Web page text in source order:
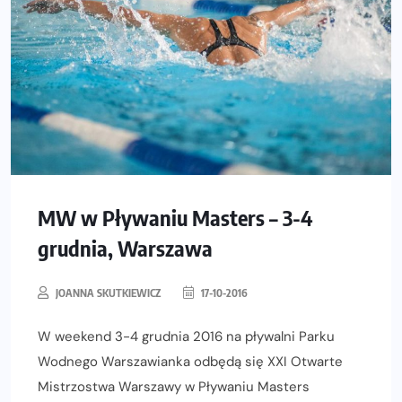
MW w Pływaniu Masters – 3-4
grudnia, Warszawa
JOANNA SKUTKIEWICZ 17-10-2016
W weekend 3-4 grudnia 2016 na pływalni Parku
Wodnego Warszawianka odbędą się XXI Otwarte
Mistrzostwa Warszawy w Pływaniu Masters